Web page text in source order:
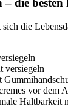
die
die
versiegeln
vor dem
Haltbarkeit